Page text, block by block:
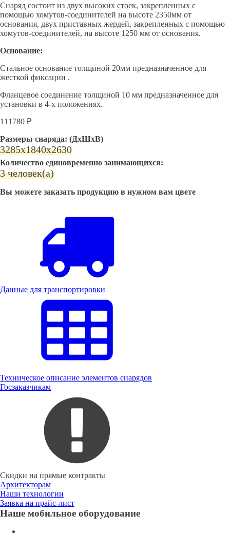
Снаряд состоит из двух высоких стоек, закрепленных с
помощью хомутов-соединителей на высоте 2350мм от
основания, двух приставных жердей, закрепленных с помощью
хомутов-соединителей, на высоте 1250 мм от основания.
Основание:
Стальное основание толщиной 20мм предназначенное для
жесткой фиксации .
Фланцевое соединение толщиной 10 мм предназначенное для
установки в 4-х положениях.
111780 ₽
Размеры снаряда: (ДхШхВ)
3285х1840х2630
Количество единовременно занимающихся:
3 человек(а)
Вы можете заказать продукцию в нужном вам цвете
Данные для транспортировки
Техническое описание элементов снарядов
Госзаказчикам
Скидки на прямые контракты
Архитекторам
Наши технологии
Заявка на прайс-лист
Наше мобильное оборудование